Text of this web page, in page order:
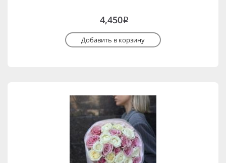
4,450i
Добавить в корзину